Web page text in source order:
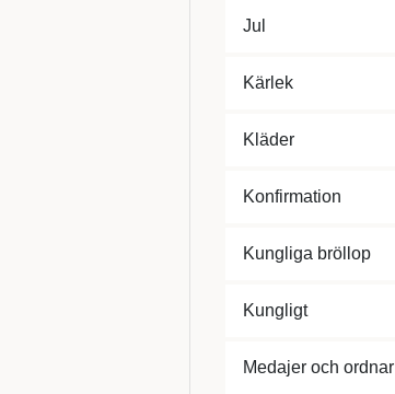
Jul
Kärlek
Kläder
Konfirmation
Kungliga bröllop
Kungligt
Medajer och ordnar